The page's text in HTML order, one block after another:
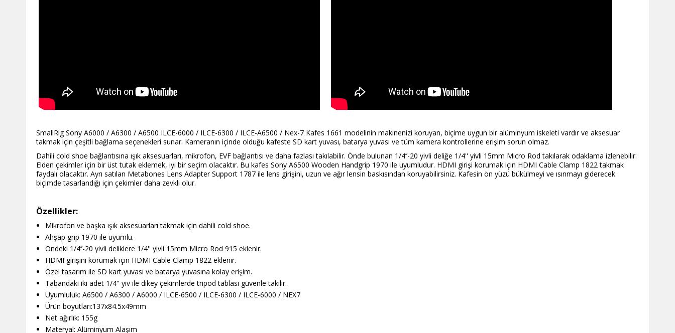
SmallRig Sony A6000 / A6300 / A6500 ILCE-6000 / ILCE-6300 / ILCE-A6500 / Nex-7 Kafes 1661 modelinin makinenizi koruyan, biçime uygun bir alüminyum iskeleti vardır ve aksesuar
takmak için çeşitli bağlama seçenekleri sunar. Kameranın içinde olduğu kafeste SD kart yuvası, batarya yuvası ve tüm kamera kontrollerine erişim sorun olmaz.
Dahili cold shoe bağlantısına ışık aksesuarları, mikrofon, EVF bağlantısı ve daha fazlası takılabilir. Önde bulunan 1/4’’-20 yivli deliğe 1/4'' yivli 15mm Micro Rod takılarak odaklama izlenebilir.
Elden çekimler için bir üst tutak eklemek, iyi bir seçim olacaktır. Bu kafes Sony A6500 Wooden Handgrip 1970 ile uyumludur. HDMI girişi korumak için HDMI Cable Clamp 1822 takmak
faydalı olacaktır. Ayrı satılan Metabones Lens Adapter Support 1787 ile lens girişini, uzun ve ağır lensin baskısından koruyabilirsiniz. Kafesin ön yüzü bükülmeyi ve ısınmayı giderecek
biçimde tasarlandığı için çekimler daha zevkli olur.
Özellikler:
Mikrofon ve başka ışık aksesuarları takmak için dahili cold shoe.
Ahşap grip 1970 ile uyumlu.
Öndeki 1/4’’-20 yivli deliklere 1/4'' yivli 15mm Micro Rod 915 eklenir.
HDMI girişini korumak için HDMI Cable Clamp 1822 eklenir.
Özel tasarım ile SD kart yuvası ve batarya yuvasına kolay erişim.
Tabandaki iki adet 1/4" yiv ile dikey çekimlerde tripod tablası güvenle takılır.
Uyumluluk: A6500 / A6300 / A6000 / ILCE-6500 / ILCE-6300 / ILCE-6000 / NEX7
Ürün boyutları:137x84.5x49mm
Net ağırlık: 155g
Materyal: Alüminyum Alaşım